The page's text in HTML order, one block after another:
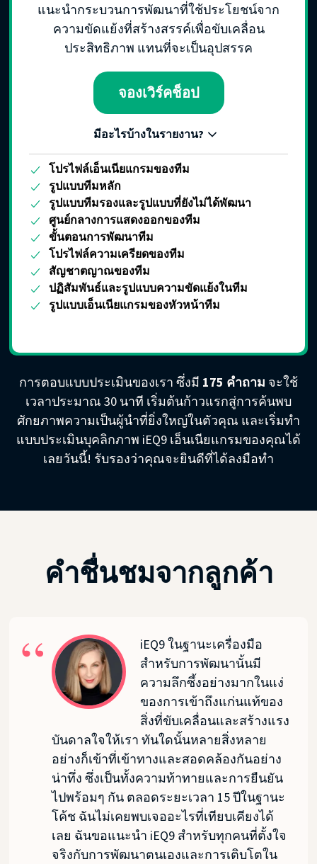
แนะนำกระบวนการพัฒนาที่ใช้ประโยชน์จาก
ความขัดแย้งที่สร้างสรรค์เพื่อขับเคลื่อน
ประสิทธิภาพ แทนที่จะเป็นอุปสรรค
จองเวิร์คช็อป
มีอะไรบ้างในรายงาน?
โปรไฟล์เอ็นเนียแกรมของทีม
รูปแบบทีมหลัก
รูปแบบทีมรองและรูปแบบที่ยังไม่ได้พัฒนา
ศูนย์กลางการแสดงออกของทีม
ขั้นตอนการพัฒนาทีม
โปรไฟล์ความเครียดของทีม
สัญชาตญาณของทีม
ปฏิสัมพันธ์และรูปแบบความขัดแย้งในทีม
รูปแบบเอ็นเนียแกรมของหัวหน้าทีม
การตอบแบบประเมินของเรา ซึ่งมี 175 คำถาม จะใช้
เวลาประมาณ 30 นาที เริ่มต้นก้าวแรกสู่การค้นพบ
ศักยภาพความเป็นผู้นำที่ยิ่งใหญ่ในตัวคุณ และเริ่มทำ
แบบประเมินบุคลิกภาพ iEQ9 เอ็นเนียแกรมของคุณได้
เลยวันนี้! รับรองว่าคุณจะยินดีที่ได้ลงมือทำ
คำชื่นชมจากลูกค้า
iEQ9 ในฐานะเครื่องมือ
สำหรับการพัฒนานั้นมี
ความลึกซึ้งอย่างมากในแง่
ของการเข้าถึงแก่นแท้ของ
สิ่งที่ขับเคลื่อนและสร้างแรง
บันดาลใจให้เรา ทันใดนั้นหลายสิ่งหลาย
อย่างก็เข้าที่เข้าทางและสอดคล้องกันอย่าง
น่าทึ่ง ซึ่งเป็นทั้งความท้าทายและการยืนยัน
ไปพร้อมๆ กัน ตลอดระยะเวลา 15 ปีในฐานะ
โค้ช ฉันไม่เคยพบเจออะไรที่เทียบเคียงได้
เลย ฉันขอแนะนำ iEQ9 สำหรับทุกคนที่ตั้งใจ
จริงกับการพัฒนาตนเองและการเติบโตใน